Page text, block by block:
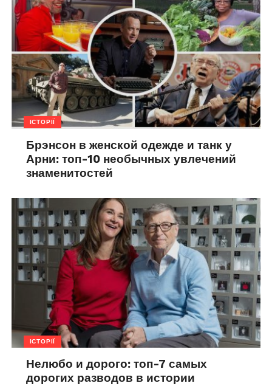
ІСТОРІЇ
Брэнсон в женской одежде и танк у
Арни: топ-10 необычных увлечений
знаменитостей
ІСТОРІЇ
Нелюбо и дорого: топ-7 самых
дорогих разводов в истории